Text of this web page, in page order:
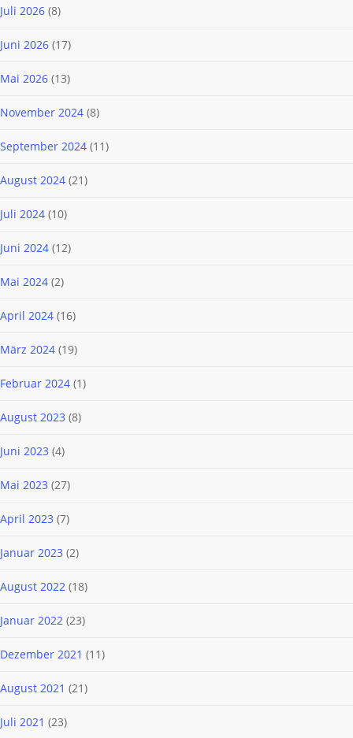
Juli 2026 (8)
Juni 2026 (17)
Mai 2026 (13)
November 2024 (8)
September 2024 (11)
August 2024 (21)
Juli 2024 (10)
Juni 2024 (12)
Mai 2024 (2)
April 2024 (16)
März 2024 (19)
Februar 2024 (1)
August 2023 (8)
Juni 2023 (4)
Mai 2023 (27)
April 2023 (7)
Januar 2023 (2)
August 2022 (18)
Januar 2022 (23)
Dezember 2021 (11)
August 2021 (21)
Juli 2021 (23)